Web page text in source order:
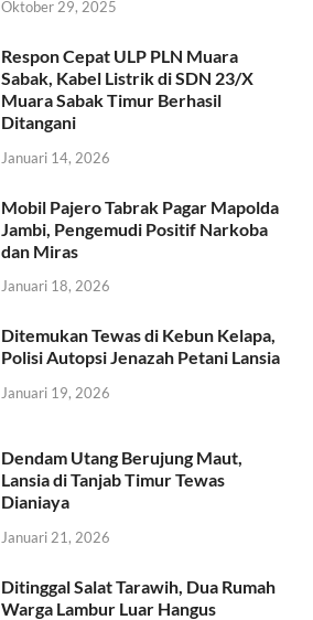
Oktober 29, 2025
Respon Cepat ULP PLN Muara
Sabak, Kabel Listrik di SDN 23/X
Muara Sabak Timur Berhasil
Ditangani
Januari 14, 2026
Mobil Pajero Tabrak Pagar Mapolda
Jambi, Pengemudi Positif Narkoba
dan Miras
Januari 18, 2026
Ditemukan Tewas di Kebun Kelapa,
Polisi Autopsi Jenazah Petani Lansia
Januari 19, 2026
Dendam Utang Berujung Maut,
Lansia di Tanjab Timur Tewas
Dianiaya
Januari 21, 2026
Ditinggal Salat Tarawih, Dua Rumah
Warga Lambur Luar Hangus